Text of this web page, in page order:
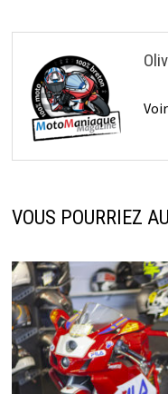
VOUS POURRIEZ